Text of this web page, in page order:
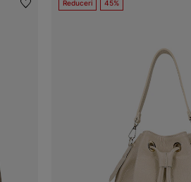
Reduceri 45%